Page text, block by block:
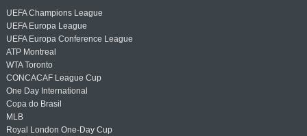
UEFA Champions League
UEFA Europa League
UEFA Europa Conference League
ATP Montreal
WTA Toronto
CONCACAF League Cup
One Day International
Copa do Brasil
MLB
Royal London One-Day Cup